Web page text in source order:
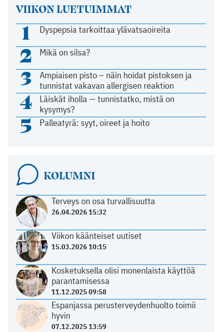
VIIKON LUETUIMMAT
1 Dyspepsia tarkoittaa ylävatsaoireita
2 Mikä on silsa?
3
Ampiaisen pisto – näin hoidat pistoksen ja
tunnistat vakavan allergisen reaktion
4
Läiskät iholla — tunnistatko, mistä on
kysymys?
5 Palleatyrä: syyt, oireet ja hoito
KOLUMNI
Terveys on osa turvallisuutta
26.04.2026 15:32
Viikon käänteiset uutiset
15.03.2026 10:15
Kosketuksella olisi monenlaista käyttöä
parantamisessa
11.12.2025 09:58
Espanjassa perusterveydenhuolto toimii
hyvin
07.12.2025 13:59